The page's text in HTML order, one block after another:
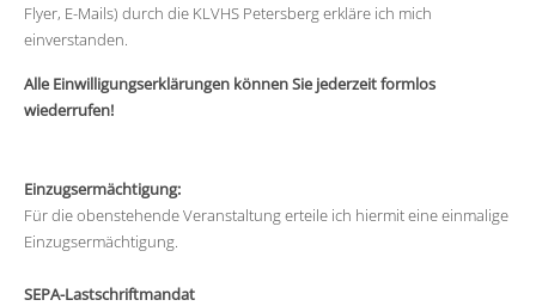
Flyer, E-Mails) durch die KLVHS Petersberg erkläre ich mich
einverstanden.
Alle Einwilligungserklärungen können Sie jederzeit formlos
wiederrufen!
Einzugsermächtigung:
Für die obenstehende Veranstaltung erteile ich hiermit eine einmalige
Einzugsermächtigung.
SEPA-Lastschriftmandat